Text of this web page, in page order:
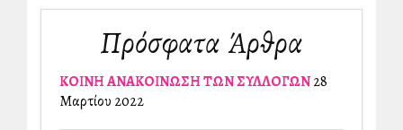
Πρόσφατα Άρθρα
ΚΟΙΝΗ ΑΝΑΚΟΙΝΩΣΗ ΤΩΝ ΣΥΛΛΟΓΩΝ28
Μαρτίου 2022